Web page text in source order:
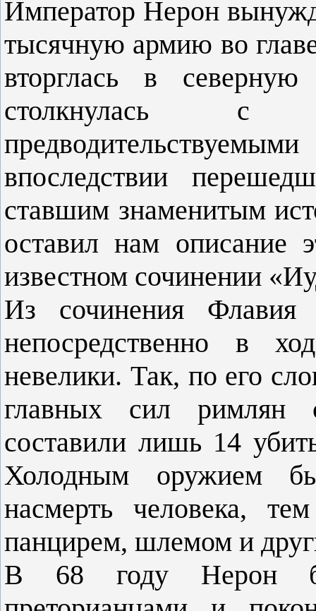
Император Нерон
тысячную армию во
вторглась в
столкнулась с
впоследствии
ставшим знаменитым
оставил нам описание
известном сочинении
Из сочинения Флавия
непосредственно в
невелики. Так, по его
главных сил римлян
составили лишь 14
Холодным оружием
насмерть человека,
панцирем, шлемом и
В 68 году Нерон